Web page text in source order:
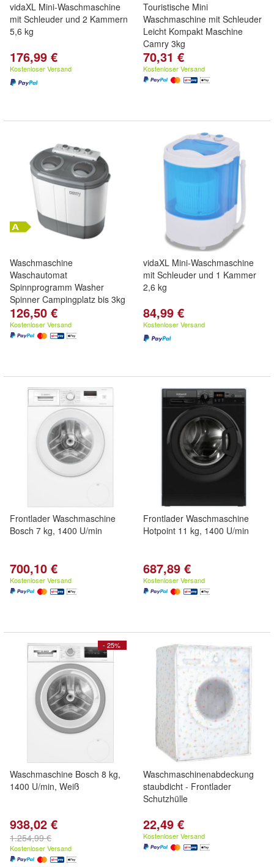
vidaXL Mini-Waschmaschine
mit Schleuder und 2 Kammern
5,6 kg
176,99 €
Kostenloser Versand
Touristische Mini
Waschmaschine mit Schleuder
Leicht Kompakt Maschine
Camry 3kg
70,31 €
Kostenloser Versand
Waschmaschine
Waschautomat
Spinnprogramm Washer
Spinner Campingplatz bis 3kg
126,50 €
Kostenloser Versand
vidaXL Mini-Waschmaschine
mit Schleuder und 1 Kammer
2,6 kg
84,99 €
Kostenloser Versand
Frontlader Waschmaschine
Bosch 7 kg, 1400 U/min
700,10 €
Kostenloser Versand
Frontlader Waschmaschine
Hotpoint 11 kg, 1400 U/min
687,89 €
Kostenloser Versand
- 25%
Waschmaschine Bosch 8 kg,
1400 U/min, Weiß
938,02 €
1.254,99 €
Kostenloser Versand
Waschmaschinenabdeckung
staubdicht - Frontlader
Schutzhülle
22,49 €
Kostenloser Versand